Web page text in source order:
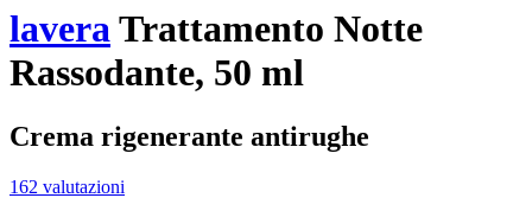
laveraTrattamento Notte
Rassodante, 50 ml
Crema rigenerante antirughe
162 valutazioni